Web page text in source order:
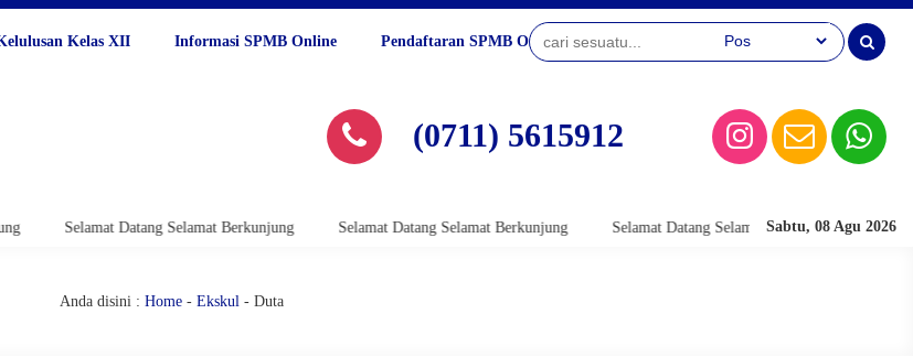
Kelas XII Informasi SPMB Online Pendaftaran SPMB Online
(0711) 5615912
Sabtu, 08 Agu 2026
Selamat Datang Selamat Berkunjung Selamat Datang Selamat Berkunjung Selamat Datang Selamat Berkunjung Selamat
Anda disini : Home- Ekskul- Duta